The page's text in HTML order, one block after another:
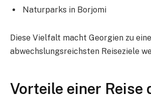
Naturparks in Borjomi
Diese Vielfalt macht Georgien zu
abwechslungsreichsten Reiseziele
Vorteile einer Reise